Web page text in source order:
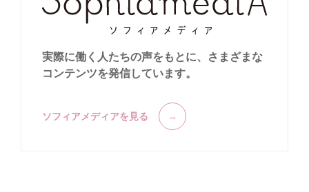
実際に働く人たちの声をもとに、
さまざまな
コンテンツを発信しています。
ソフィアメディアを見る